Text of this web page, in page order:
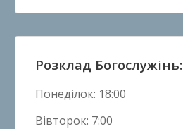
Розклад Богослужінь:
Понеділок: 18:00
Вівторок: 7:00